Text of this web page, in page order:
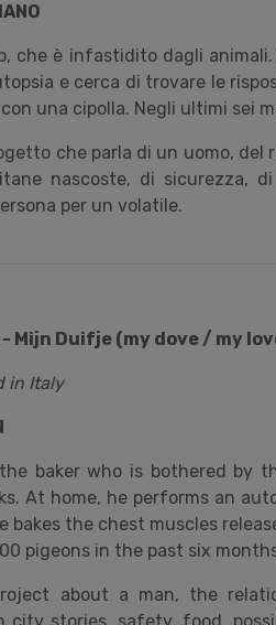
che è infastidito dagli
e cerca di trovare le
una cipolla. Negli ultimi sei
che parla di un uomo, del
nascoste, di sicurezza,
per un volatile.
- Mijn Duifje (my dove / my
in Italy
baker who is bothered by
At home, he performs an
bakes the chest muscles
pigeons in the past six
about a man, the